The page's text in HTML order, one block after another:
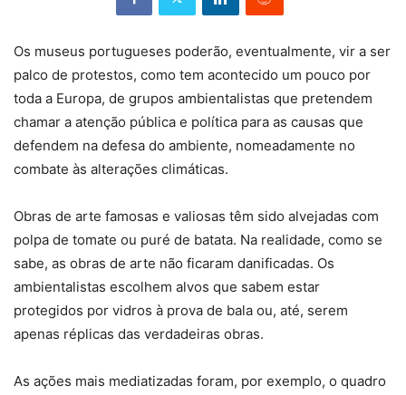
Os museus portugueses poderão, eventualmente, vir a ser
palco de protestos, como tem acontecido um pouco por
toda a Europa, de grupos ambientalistas que pretendem
chamar a atenção pública e política para as causas que
defendem na defesa do ambiente, nomeadamente no
combate às alterações climáticas.
Obras de arte famosas e valiosas têm sido alvejadas com
polpa de tomate ou puré de batata. Na realidade, como se
sabe, as obras de arte não ficaram danificadas. Os
ambientalistas escolhem alvos que sabem estar
protegidos por vidros à prova de bala ou, até, serem
apenas réplicas das verdadeiras obras.
As ações mais mediatizadas foram, por exemplo, o quadro